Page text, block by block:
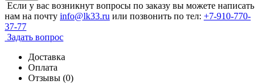
Если у вас возникнут вопросы по заказу вы можете написать
нам на почту info@lk33.ru или позвонить по тел: +7-910-770-
37-77
Задать вопрос
Доставка
Оплата
Отзывы (0)